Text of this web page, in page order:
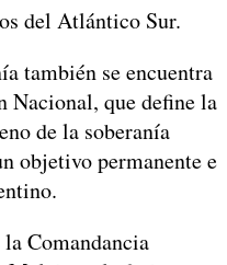
del Atlántico Sur.
también se encuentra
Nacional, que define la
de la soberanía
objetivo permanente e
Comandancia